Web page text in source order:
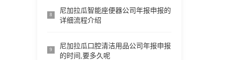
8
尼加拉瓜智能座便器公司年报申报的
详细流程介绍
9
尼加拉瓜口腔清洁用品公司年报申报
的时间,要多久呢